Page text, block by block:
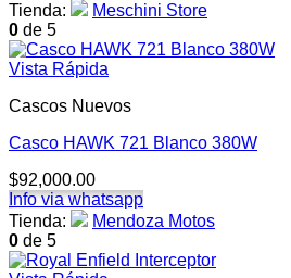
Tienda:
Meschini Store
0 de 5
Vista Rápida
Cascos Nuevos
Casco HAWK 721 Blanco 380W
$92,000.00
Info via whatsapp
Tienda:
Mendoza Motos
0 de 5